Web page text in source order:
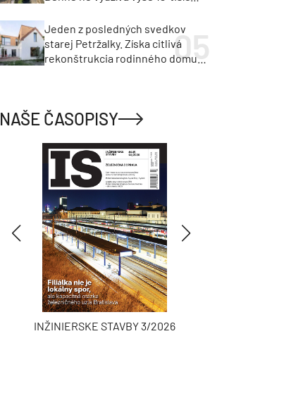
Jeden z posledných svedkov
starej Petržalky. Získa citlivá
rekonštrukcia rodinného domu
NAŠE ČASOPISY
INŽINIERSKE STAVBY 3/2026